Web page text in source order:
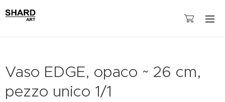
Vaso EDGE, opaco ~ 26 cm,
pezzo unico 1/1